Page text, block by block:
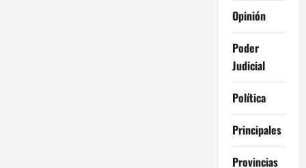
Opinión
Poder
Judicial
Política
Principales
Provincias